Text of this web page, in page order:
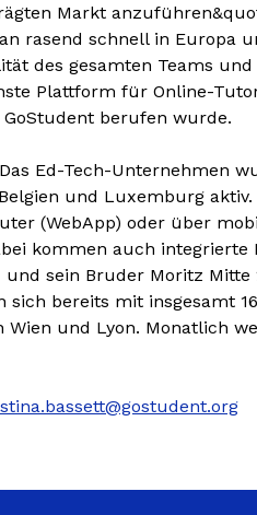
Markt
rasend schnell in Europa
des gesamten Teams und
Plattform für Online-
GoStudent berufen wurde.
Ed-Tech-Unternehmen
und Luxemburg
(WebApp) oder über
kommen auch integrierte
sein Bruder Moritz Mitte
sich bereits mit insgesamt
und Lyon. Monatlich